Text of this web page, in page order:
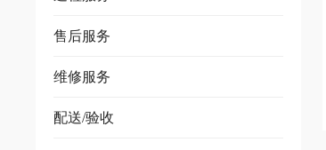
售后服务
维修服务
配送/验收